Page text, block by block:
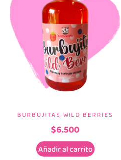
BURBUJITAS WILD BERRIES
$6.500
Añadir al carrito